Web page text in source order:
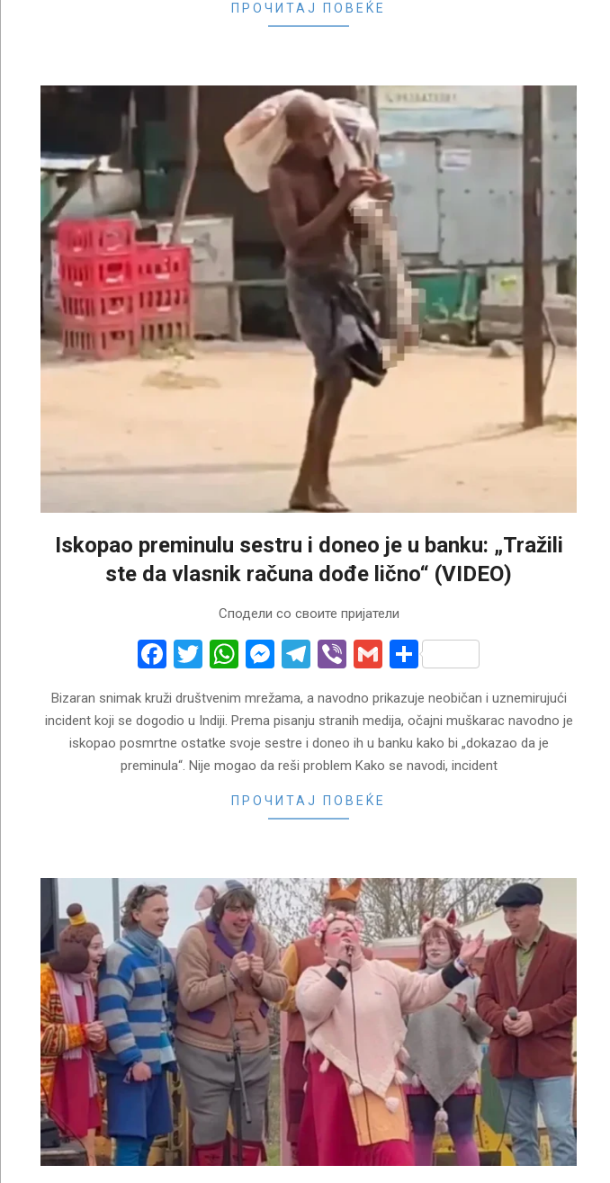
ПРОЧИТАЈ ПОВЕЌЕ
Iskopao preminulu sestru i doneo je u banku: „Tražili
ste da vlasnik računa dođe lično“ (VIDEO)
Сподели со своите пријатели
Facebook
Twitter
WhatsApp
Messenger
Telegram
ViberGmailShare
Bizaran snimak kruži društvenim mrežama, a navodno prikazuje neobičan i uznemirujući
incident koji se dogodio u Indiji. Prema pisanju stranih medija, očajni muškarac navodno je
iskopao posmrtne ostatke svoje sestre i doneo ih u banku kako bi „dokazao da je
preminula“. Nije mogao da reši problem Kako se navodi, incident
ПРОЧИТАЈ ПОВЕЌЕ